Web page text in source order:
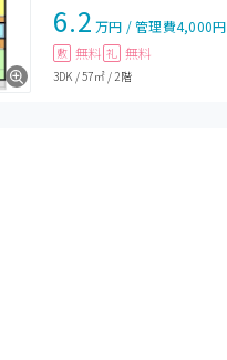
6.2 万円 /管理費4,000円
敷 無料 礼 無料
3DK /57㎡/2階